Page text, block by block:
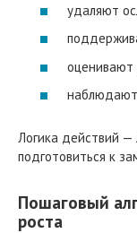
удаляют
оценивают
Логика действий —
подготовиться к
Пошаговый
роста